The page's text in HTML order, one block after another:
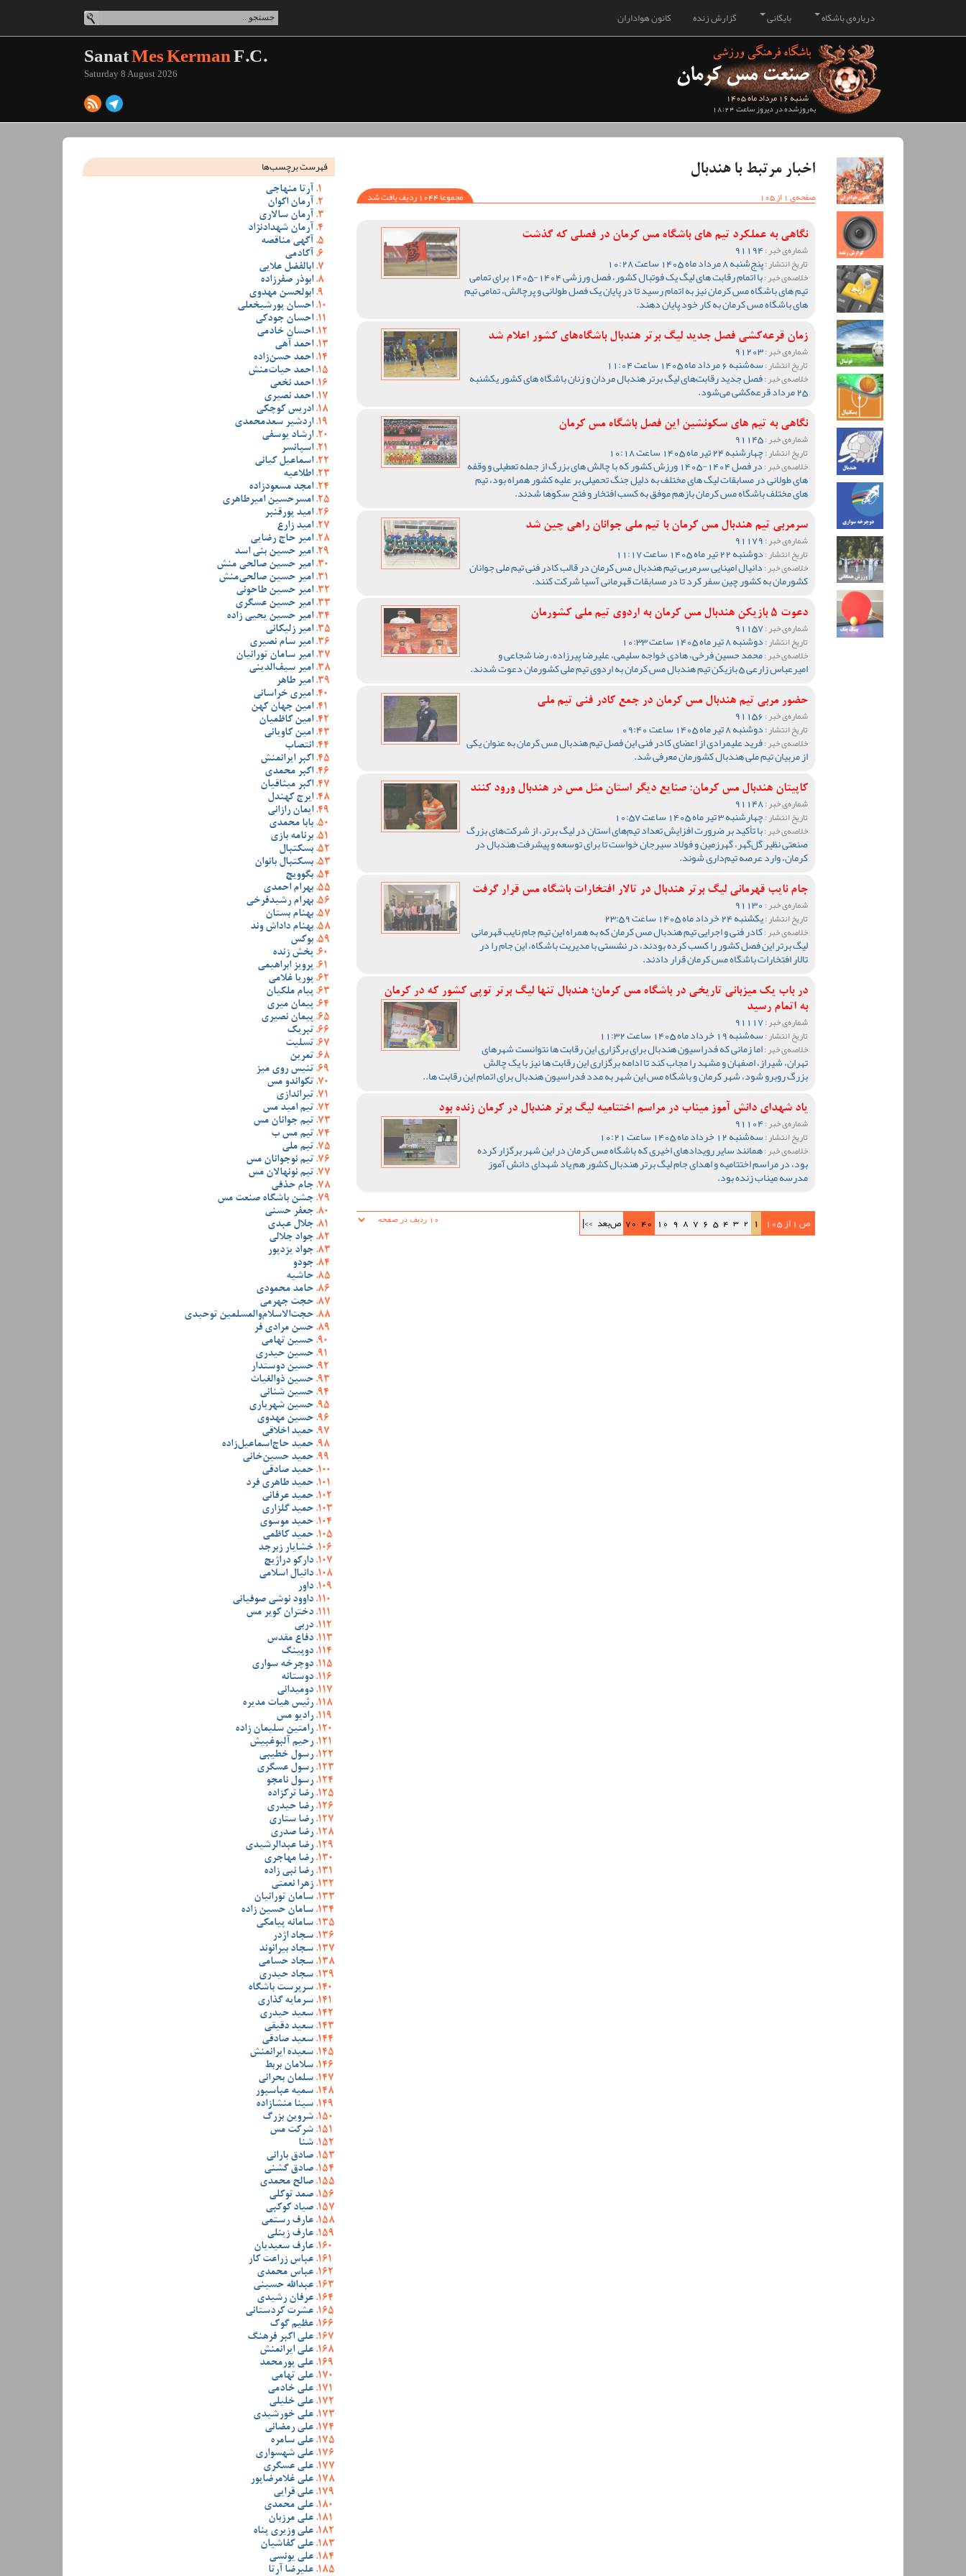
کانون هواداران گزارش زنده بایگانی درباره‌ی باشگاه
شنبه 16 مرداد ماه 1405
به‌روزشده در دیروز ساعت 18:24
SanatMes KermanF.C.
Saturday 8 August 2026
اخبار مرتبط با هندبال
صفحه‌ی 1 از 105
مجموعا 1044 ردیف یافت شد
نگاهی به عملکرد تیم های باشگاه مس کرمان در فصلی که گذشت
شماره‌ی خبر :91194
تاریخ انتشار :پنج‌شنبه 8 مرداد ماه 1405 ساعت 10:28
خلاصه‌ی خبر : با اتمام رقابت های لیگ یک فوتبال کشور، فصل ورزشی 1404-1405 برای تمامی
تیم های باشگاه مس کرمان نیز به اتمام رسید تا در پایان یک فصل طولانی و پرچالش، تمامی تیم
های باشگاه مس کرمان به کار خود پایان دهند.
زمان قرعه‌کشی فصل جدید لیگ برتر هندبال باشگاه‌های کشور اعلام شد
شماره‌ی خبر :91203
تاریخ انتشار :سه‌شنبه 6 مرداد ماه 1405 ساعت 11:04
خلاصه‌ی خبر :فصل جدید رقابت‌های لیگ برتر هندبال مردان و زنان باشگاه های کشور یکشنبه
25 مرداد قرعه‌کشی می‌شود.
نگاهی به تیم های سکونشین این فصل باشگاه مس کرمان
شماره‌ی خبر :91145
تاریخ انتشار :چهارشنبه 24 تیر ماه 1405 ساعت 10:18
خلاصه‌ی خبر : در فصل 1404-1405 ورزش کشور که با چالش های بزرگ از جمله تعطیلی و وقفه
های طولانی در مسابقات لیگ های مختلف به دلیل جنگ تحمیلی بر علیه کشور همراه بود، تیم
های مختلف باشگاه مس کرمان بازهم موفق به کسب افتخار و فتح سکوها شدند.
سرمربی تیم هندبال مس کرمان با تیم ملی جوانان راهی چین شد
شماره‌ی خبر :
تاریخ انتشار :دوشنبه 22 تیر ماه 1405 ساعت 11:17
خلاصه‌ی خبر :دانیال امینایی سرمربی تیم هندبال مس کرمان در قالب کادر فنی تیم ملی جوانان
کشورمان به کشور چین سفر کرد تا در مسابقات قهرمانی آسیا شرکت کنند.
دعوت 5 بازیکن هندبال مس کرمان به اردوی تیم ملی کشورمان
شماره‌ی خبر :91157
تاریخ انتشار :دوشنبه 8 تیر ماه 1405 ساعت 10:33
خلاصه‌ی خبر :محمد حسین فرخی، هادی خواجه سلیمی، علیرضا پیرزاده، رضا شجاعی و
امیرعباس زارعی 5 بازیکن تیم هندبال مس کرمان به اردوی تیم ملی کشورمان دعوت شدند.
حضور مربی تیم هندبال مس کرمان در جمع کادر فنی تیم ملی
شماره‌ی خبر :
تاریخ انتشار :دوشنبه 8 تیر ماه 1405 ساعت 09:40
خلاصه‌ی خبر :فرید علیمرادی از اعضای کادر فنی این فصل تیم هندبال مس کرمان به عنوان یکی
از مربیان تیم ملی هندبال کشورمان معرفی شد.
کاپیتان هندبال مس کرمان: صنایع دیگر استان مثل مس در هندبال ورود کنند
شماره‌ی خبر :91148
تاریخ انتشار :چهارشنبه 3 تیر ماه 1405 ساعت 10:57
خلاصه‌ی خبر :با تأکید بر ضرورت افزایش تعداد تیم‌های استان در لیگ برتر، از شرکت‌های بزرگ
صنعتی نظیر گل‌گهر، گهرزمین و فولاد سیرجان خواست تا برای توسعه و پیشرفت هندبال در
کرمان، وارد عرصه تیم‌داری شوند.
جام نایب قهرمانی لیگ برتر هندبال در تالار افتخارات باشگاه مس قرار گرفت
شماره‌ی خبر :
تاریخ انتشار :یکشنبه 24 خرداد ماه 1405 ساعت 23:59
خلاصه‌ی خبر :کادر فنی و اجرایی تیم هندبال مس کرمان که به همراه این تیم جام نایب قهرمانی
لیگ برتر این فصل کشور را کسب کرده بودند، در نشستی با مدیریت باشگاه، این جام را در
تالار افتخارات باشگاه مس کرمان قرار دادند.
در باب یک میزبانی تاریخی در باشگاه مس کرمان؛ هندبال تنها لیگ برتر توپی کشور که در کرمان
به اتمام رسید
شماره‌ی خبر :91117
تاریخ انتشار :سه‌شنبه 19 خرداد ماه 1405 ساعت 11:32
خلاصه‌ی خبر :اما زمانی که فدراسیون هندبال برای برگزاری این رقابت ها نتوانست شهرهای
تهران، شیراز، اصفهان و مشهد را مجاب کند تا ادامه برگزاری این رقابت ها نیز با یک چالش
بزرگ روبرو شود، شهر کرمان و باشگاه مس این شهر به مدد فدراسیون هندبال برای اتمام این رقابت ها..
یاد شهدای دانش آموز میناب در مراسم اختتامیه لیگ برتر هندبال در کرمان زنده بود
شماره‌ی خبر :91104
تاریخ انتشار :سه‌شنبه 12 خرداد ماه 1405 ساعت 10:21
خلاصه‌ی خبر :همانند سایر رویدادهای اخیری که باشگاه مس کرمان در این شهر برگزار کرده
بود، در مراسم اختتامیه و اهدای جام لیگ برتر هندبال کشور هم یاد شهدای دانش آموز
مدرسه میناب زنده بود.
ص 1 از 105 1
2
3
4
5
6
7
8
9
10
40
70 ص‌بعد >>|
فهرست برچسب‌ها
آرتا منهاجی
آرمان اکوان
آرمان سالاری
آرمان شهدادنژاد
آگهی مناقصه
آکادمی
ابالفضل علایی
ابوذر صفرزاده
ابولحسن مهدوی
احسان پورشیخعلی
احسان جودکی
احسان خادمی
احمد آهی
احمد حسن‌زاده
احمد حیات‌منش
احمد نخعی
احمد نصیری
ادریس کوچکی
اردشیر سعدمحمدی
ارشاد یوسفی
اسپانسر
اسماعیل کیانی
اطلاعیه
امجد مسعودزاده
امسرحسین امیرطاهری
امید پورقنبر
امید زارع
امیر حاج رضایی
امیر حسین بنی اسد
امیر حسین صالحی منش
امیر حسین صالحی‌منش
امیر حسین طاحونی
امیر حسین عسگری
امیر حسین یحیی زاده
امیر زلیکانی
امیر سام نصیری
امیر سامان تورانیان
امیر سیف‌الدینی
امیر طاهر
امیری خراسانی
امین جهان کهن
امین کاظمیان
امین کاویانی
انتصاب
اکبر ایرانمنش
اکبر محمدی
اکبر میثاقیان
ایرج کهندل
ایمان رازانی
بابا محمدی
برنامه بازی
بسکتبال
بسکتبال بانوان
بگوویچ
بهرام احمدی
بهرام رشیدفرخی
بهنام بستان
بهنام داداش وند
بوکس
پخش زنده
پرویز ابراهیمی
پوریا غلامی
پیام ملکیان
پیمان میری
پیمان نصیری
تبریک
تسلیت
تمرین
تنیس روی میز
تکواندو مس
تیراندازی
تیم امید مس
تیم جوانان مس
تیم مس ب
تیم ملی
تیم نوجوانان مس
تیم نونهالان مس
جام حذفی
جشن باشگاه صنعت مس
جعفر حسنی
جلال عبدی
جواد جلالی
جواد یزدپور
جودو
حاشیه
حامد محمودی
حجت جهرمی
حجت‌الاسلام‌والمسلمین توحیدی
حسن مرادی فر
حسین تهامی
حسین حیدری
حسین دوستدار
حسین ذوالغیاث
حسین شنانی
حسین شهریاری
حسین مهدوی
حمید اخلاقی
حمید حاج‌اسماعیل‌زاده
حمید حسین‌خانی
حمید صادقی
حمید طاهری فرد
حمید عرفانی
حمید گلزاری
حمید موسوی
حمید کاظمی
خشایار زبرجد
دارکو دراژیچ
دانیال اسلامی
داور
داوود نوشی صوفیانی
دختران کویر مس
دربی
دفاع مقدس
دوپینگ
دوچرخه سواری
دوستانه
دومیدانی
رئیس هیات مدیره
رادیو مس
رامتین سلیمان زاده
رحیم آلبوغبیش
رسول خطیبی
رسول عسگری
رسول نامجو
رضا ترکزاده
رضا حیدری
رضا ستاری
رضا صدری
رضا عبدالرشیدی
رضا مهاجری
رضا نبی زاده
زهرا نعمتی
سامان تورانیان
سامان حسین زاده
سامانه پیامکی
سجاد اژدر
سجاد بیرانوند
سجاد حسامی
سجاد حیدری
سرپرست باشگاه
سرمایه گذاری
سعید حیدری
سعید دقیقی
سعید صادقی
سعیده ایرانمنش
سلامان بربط
سلمان بحرانی
سمیه عباسپور
سینا منشازاده
شروین بزرگ
شرکت مس
شنا
صادق بارانی
صادق گشنی
صالح محمدی
صمد توکلی
صیاد کوکبی
عارف رستمی
عارف زینلی
عارف سعیدیان
عباس زراعت کار
عباس محمدی
عبدالله حسینی
عرفان رشیدی
عشرت کردستانی
عظیم گوک
علی اکبر فرهنگ
علی ایرانمنش
علی پورمحمد
علی تهامی
علی خادمی
علی خلیلی
علی خورشیدی
علی رمضانی
علی سامره
علی شهسواری
علی عسگری
علی غلامرضاپور
علی قرایی
علی محمدی
علی مرزبان
علی وزیری پناه
علی کفاشیان
علی یونسی
علیرضا آرتا